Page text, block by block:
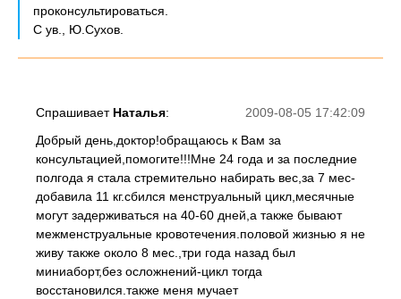
проконсультироваться.
С ув., Ю.Сухов.
2009-08-05 17:42:09
Спрашивает Наталья:
Добрый день,доктор!обращаюсь к Вам за
консультацией,помогите!!!Мне 24 года и за последние
полгода я стала стремительно набирать вес,за 7 мес-
добавила 11 кг.сбился менструальный цикл,месячные
могут задерживаться на 40-60 дней,а также бывают
межменструальные кровотечения.половой жизнью я не
живу также около 8 мес.,три года назад был
миниаборт,без осложнений-цикл тогда
восстановился.также меня мучает